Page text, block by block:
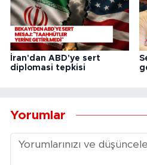
İran'dan ABD'ye sert
diplomasi tepkisi
Yorumlar